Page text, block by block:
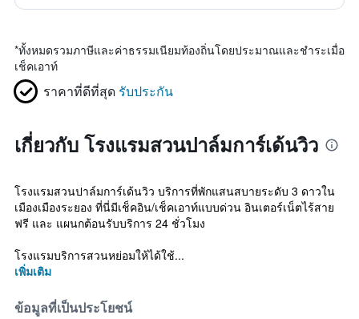
*ทั้งหมดรวมภาษีและค่าธรรมเนียมท้องถิ่นโดยประมาณและชำระเมื่อ
เช็คเอาท์
ราคาที่ดีที่สุด รับประกัน
เกี่ยวกับ โรงแรมสวนปาล์มการ์เด้นวิว
โรงแรมสวนปาล์มการ์เด้นวิว บริการที่พักแสนสบายระดับ 3 ดาวใน
เมืองเมืองระยอง ที่นี่มีเช็คอิน/เช็คเอาท์แบบด่วน อินเตอร์เน็ตไร้สาย
ฟรี และ แผนกต้อนรับบริการ 24 ชั่วโมง
โรงแรมบริการสวนหย่อมให้ได้ใช้...
เพิ่มเติม
ข้อมูลที่เป็นประโยชน์